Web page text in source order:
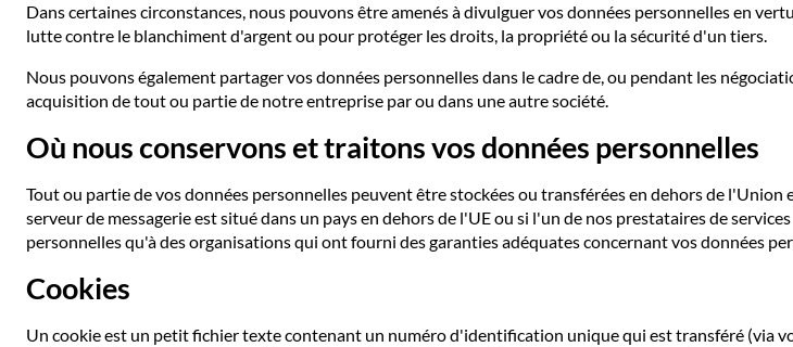
Dans certaines circonstances, nous pouvons être amenés à divulguer vos données personnelles en
lutte contre le blanchiment d'argent ou pour protéger les droits, la propriété ou la sécurité d'un tiers.
Nous pouvons également partager vos données personnelles dans le cadre de, ou pendant les
acquisition de tout ou partie de notre entreprise par ou dans une autre société.
Où nous conservons et traitons vos données personnelles
Tout ou partie de vos données personnelles peuvent être stockées ou transférées en dehors de
serveur de messagerie est situé dans un pays en dehors de l'UE ou si l'un de nos prestataires de
personnelles qu'à des organisations qui ont fourni des garanties adéquates concernant vos données
Cookies
Un cookie est un petit fichier texte contenant un numéro d'identification unique qui est transféré (via